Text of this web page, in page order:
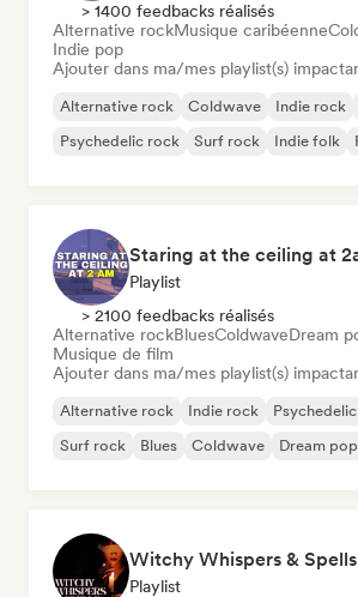
> 1400 feedbacks réalisés
Alternative rockMusique caribéenne
Indie pop
Ajouter dans ma/mes playlist(s)
Alternative rock Coldwave Indie rock
Psychedelic rock
Surf rock Indie folk
Staring at the ceiling at
Playlist
> 2100 feedbacks réalisés
Alternative rockBluesColdwaveDream
Musique de film
Ajouter dans ma/mes playlist(s)
Alternative rock Indie rock
Surf rock
Blues Coldwave Dream pop
Playlist